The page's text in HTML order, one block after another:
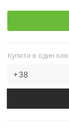
Купити в один клік